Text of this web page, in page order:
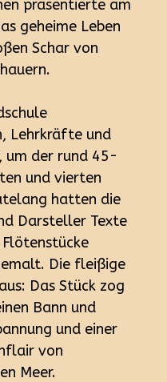
präsentierte am
geheime Leben
Schar von
Lehrkräfte und
um der rund 45-
und vierten
hatten die
Darsteller Texte
Die fleißige
Das Stück zog
Bann und
und einer
von
Meer.